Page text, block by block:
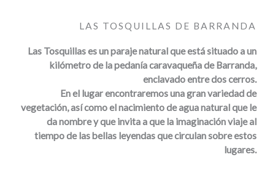
LAS TOSQUILLAS DE BARRANDA
Las Tosquillas es un paraje natural que está situado a un
kilómetro de la pedanía caravaqueña de Barranda,
enclavado entre dos cerros.
En el lugar encontraremos una gran variedad de
vegetación, así como el nacimiento de agua natural que le
da nombre y que invita a que la imaginación viaje al
tiempo de las bellas leyendas que circulan sobre estos
lugares.